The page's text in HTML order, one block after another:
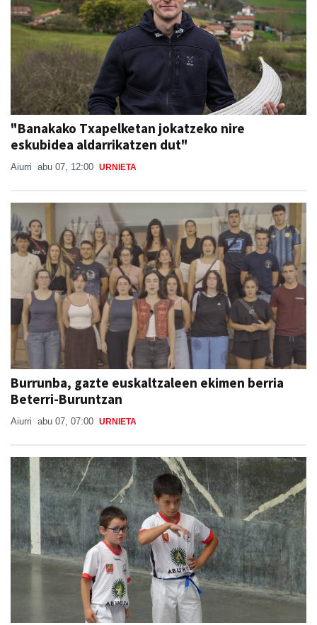
"Banakako Txapelketan jokatzeko nire
eskubidea aldarrikatzen dut"
Aiurri abu 07, 12:00 URNIETA
Burrunba, gazte euskaltzaleen ekimen berria
Beterri-Buruntzan
Aiurri abu 07, 07:00 URNIETA